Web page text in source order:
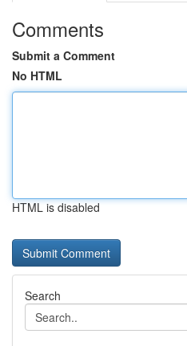
Comments
Submit a Comment
No HTML
HTML is disabled
Search